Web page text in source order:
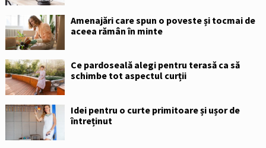
Amenajări care spun o poveste și tocmai de
aceea rămân în minte
Ce pardoseală alegi pentru terasă ca să
schimbe tot aspectul curții
Idei pentru o curte primitoare și ușor de
întreținut